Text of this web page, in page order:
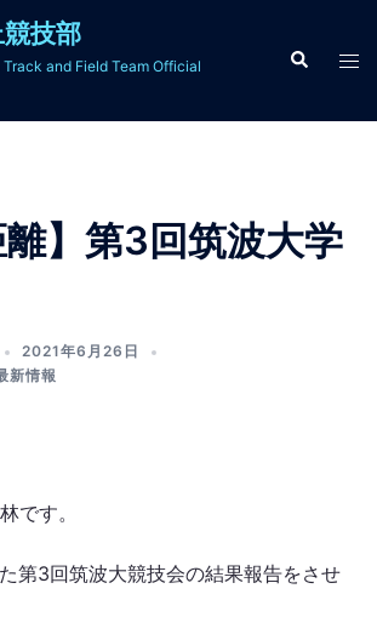
技部
and Field Team Official
検
索
ト
ル
ー
離】第3回筑波大学
2021年6月26日
新情報
です。
第3回筑波大競技会の結果報告をさせ